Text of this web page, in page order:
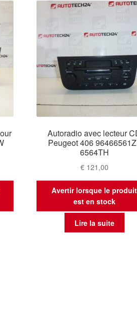
Autoradio avec lecteur
Peugeot 406
6564TH
€121,00
Avertir lorsque le produit
est en stock
Lire la suite